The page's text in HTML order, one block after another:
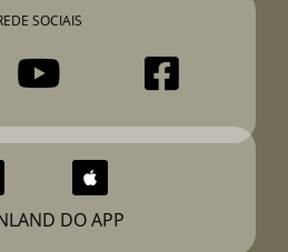
SOCIAIS
DO APP